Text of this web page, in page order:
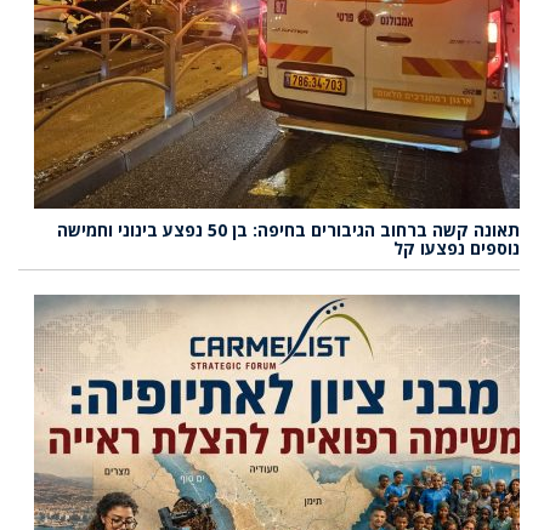
תאונה קשה ברחוב הגיבורים בחיפה: בן 50 נפצע בינוני וחמישה
נוספים נפצעו קל